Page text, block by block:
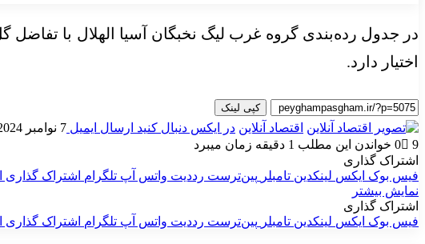
اختیار دارد.
کپی لینک
اقتصاد آنلاین در ایکس دنبال کنید ارسال ایمیل 7 نوامبر 2024
0
9
خواندن این مطلب 1 دقیقه زمان میبرد
اشتراک گذاری
فیس بوک ایکس لینکدین ‫تامبلر ‫پین‌ترست ‫رددیت واتس آپ تلگرام اشتراک گذاری
نمایش بیشتر
اشتراک گذاری
فیس بوک ایکس لینکدین ‫تامبلر ‫پین‌ترست ‫رددیت واتس آپ تلگرام اشتراک گذاری